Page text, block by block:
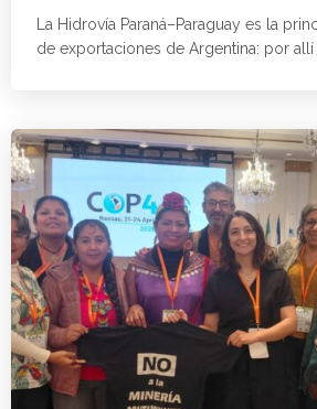
La Hidrovía Paraná–Paraguay es la
de exportaciones de Argentina: por